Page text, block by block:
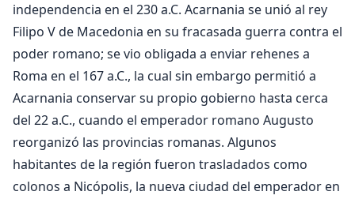
independencia en el 230 a.C. Acarnania se unió al rey
Filipo V de Macedonia en su fracasada guerra contra el
poder romano; se vio obligada a enviar rehenes a
Roma en el 167 a.C., la cual sin embargo permitió a
Acarnania conservar su propio gobierno hasta cerca
del 22 a.C., cuando el emperador romano Augusto
reorganizó las provincias romanas. Algunos
habitantes de la región fueron trasladados como
colonos a Nicópolis, la nueva ciudad del emperador en